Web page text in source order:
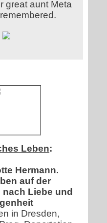
great aunt Meta
Leben:
Hermann.
auf der
nach Liebe und
in Dresden,